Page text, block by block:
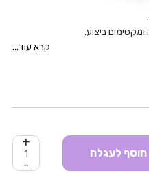
ביצוע.
לשטיפה ומסנן ספוג לשאיבת
קרא עוד...
-
+
הוסף לעגלה